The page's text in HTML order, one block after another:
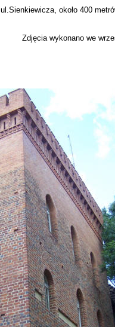
ul.Sienkiewicza, około 400
Zdjęcia wykonano we